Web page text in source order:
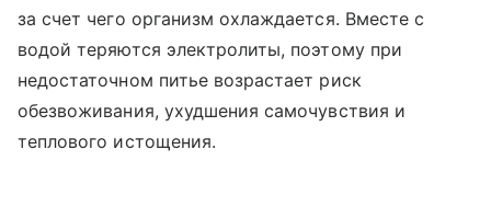
за счет чего организм охлаждается. Вместе с
водой теряются электролиты, поэтому при
недостаточном питье возрастает риск
обезвоживания, ухудшения самочувствия и
теплового истощения.